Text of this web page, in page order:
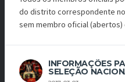
do distrito correspondente
sem membro oficial (abertos)
INFORMAÇÕES
SELEÇÃO